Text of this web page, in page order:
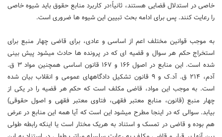
خاصی در استدلال قضایی هستند، ثانیاً؛در کاربرد منابع حقوق باید شیوه خاصی
را رعایت کنند. پس برای ادامه بحث تبیین این شیوه‏ ها ضروری است.
به موجب قوانین مختلف اعم از اساسی و عادی، برای قاضی چهار منبع برای
استخراج حکم هر سوال و قضیه‏ ای که در پرونده ‏ها حادث می‏شود پیش‏ بینی
شده است. این منابع در اصول ۱۶۶ و ۱۶۷ قانون اساسی همچنین مواد ۳ ق.
آدم، ۲۱۴ ق. آد.ک و ۹ قانون تشکیل دادگاههای عمومی و انقلاب بیان شده
است. به موجب این مواد، قاضی مکلف است که حکم هر قضیه را در یکی از
چهار منبع (قانون، منابع معتبر فقهی، فتاوی معتبر فقهی و اصول حقوقی)
بیابد. سوالی که در اینجا مطرح می‏شود این است که آیا همه این منابع در عرض
هم بوده و قاضی در تمسک و استناد به هریک مختار است یا اینکه رابطه طولی